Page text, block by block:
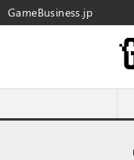
GameBusiness.jp